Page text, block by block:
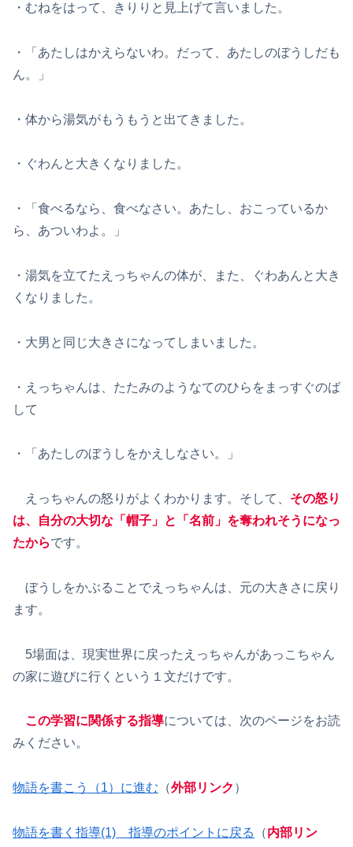
・むねをはって、きりりと見上げて言いました。
・「あたしはかえらないわ。だって、あたしのぼうしだも
ん。」
・体から湯気がもうもうと出てきました。
・ぐわんと大きくなりました。
・「食べるなら、食べなさい。あたし、おこっているか
ら、あついわよ。」
・湯気を立てたえっちゃんの体が、また、ぐわあんと大き
くなりました。
・大男と同じ大きさになってしまいました。
・えっちゃんは、たたみのようなてのひらをまっすぐのば
して
・「あたしのぼうしをかえしなさい。」
えっちゃんの怒りがよくわかります。そして、 その怒り
は、自分の大切な「帽子」と「名前」を奪われそうになっ
たからです。
ぼうしをかぶることでえっちゃんは、元の大きさに戻り
ます。
5場面は、現実世界に戻ったえっちゃんがあっこちゃん
の家に遊びに行くという１文だけです。
この学習に関係する指導については、次のページをお読
みください。
物語を書こう（1）に進む （外部リンク ）
物語を書く指導(1) 指導のポイントに戻る （内部リン